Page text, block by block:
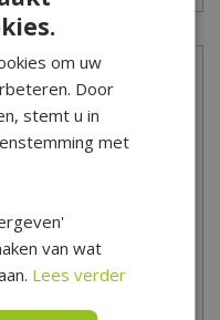
is uniek in
zijn zó bijna echt…
mooiste arrangementen
ook zelf creatief aan de
in alle kleuren
voor ieder budget. Zijde
om uw
Door
stemt u in
met
van wat
Lees verder